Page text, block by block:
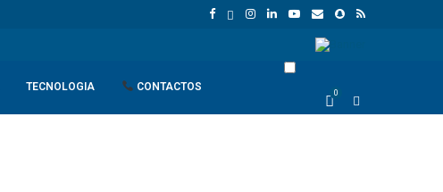
PIB da União Europeia atinge 18,8 biliões de euros em 2025 e Alemanha
TECNOLOGIA CONTACTOS 0